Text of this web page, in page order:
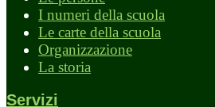
I numeri della scuola
Le carte della scuola
Organizzazione
La storia
Servizi